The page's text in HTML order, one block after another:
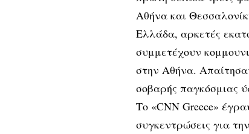
Αθήνα και
Ελλάδα, αρκετές
συμμετέχουν
στην Αθήνα.
σοβαρής παγκόσμιας
Το «CNN Greece»
συγκεντρώσεις για